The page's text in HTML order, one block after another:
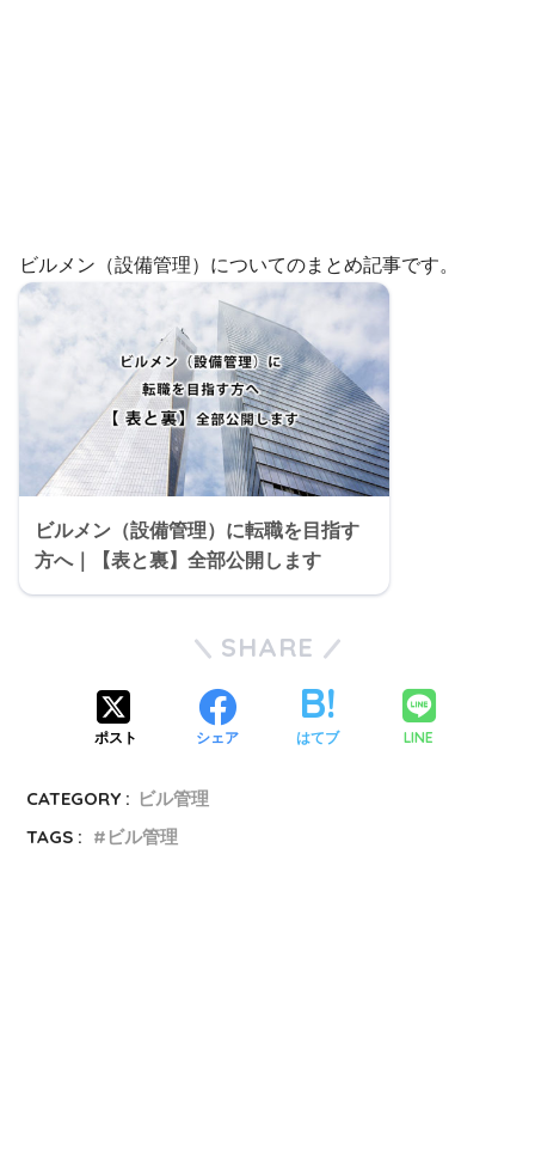
ビルメン（設備管理）についてのまとめ記事です。
ビルメン（設備管理）に転職を目指す
方へ｜【表と裏】全部公開します
SHARE
ポスト シェア はてブ LINE
CATEGORY : ビル管理
TAGS :
ビル管理